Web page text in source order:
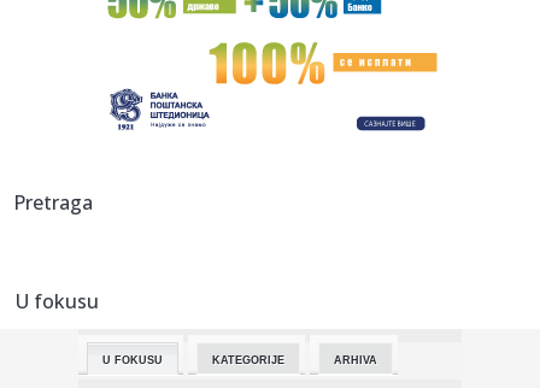
evo ka...
Ljuba Perućica: Supruga mi je podrška za svaku moju
00:43:„SUTRA PROTIV NAJBOLJE EKIPE NA TURNIRU“: Trener Mege
00:33:
00:33:
(PAPARACO) Lina Bumbar "razbila kasu" u beogradskom
Pretraga
U fokusu
U FOKUSU KATEGORIJE ARHIVA